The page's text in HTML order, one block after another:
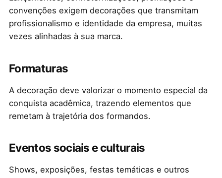
convenções exigem decorações que transmitam
profissionalismo e identidade da empresa, muitas
vezes alinhadas à sua marca.
Formaturas
A decoração deve valorizar o momento especial da
conquista acadêmica, trazendo elementos que
remetam à trajetória dos formandos.
Eventos sociais e culturais
Shows, exposições, festas temáticas e outros